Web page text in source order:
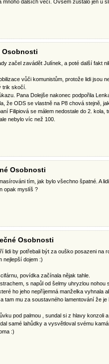
mnoho dalších věcí. Ovšem zůstalo jen u
Osobnosti
začel zavádět Julínek, a poté další fakt
vůči komunistům, protože lidi jsou
trik skočí.
Pana Dolejše nakonec podpořila
že ODS se vlastně na P8 chová stejně,
Filipiová se málem nedostale do 2. kola,
nebylo víc než 100.
Osobnosti
tím, jak bylo všechno špatné. A
opak myslíš ?
Osobnosti
lidi by potřebali být za ouško posazeni na
nejlepší dojem :)
povídka začínala nějak tahle.
s napůl od šelmy uhryzlou
ho jeho nepříjemná manželka vyhnala
tam mu za soustavného lamentování že
pod palmou , sundal si z hlavy konzoli
samé lahůdky a vysvětloval svému
:)